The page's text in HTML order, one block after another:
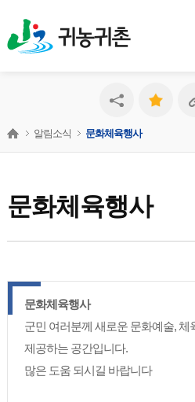
귀농귀촌
문화체육행사
알림소식 문화체육행사
문화체육행사
군민 여러분께 새로운 문화예술, 체
제공하는 공간입니다.
많은 도움 되시길 바랍니다